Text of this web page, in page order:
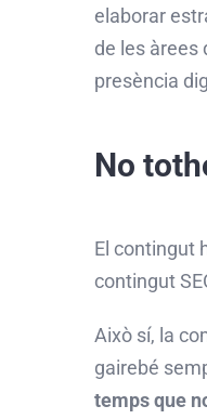
elaborar
de les àrees
presència
No
El contingut
contingut
Això sí, la
gairebé
temps que